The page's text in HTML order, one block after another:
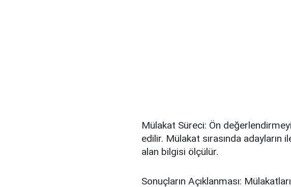
Mülakat Süreci: Ön
edilir. Mülakat sırasında
alan bilgisi ölçülür.
Sonuçların Açıklanması: